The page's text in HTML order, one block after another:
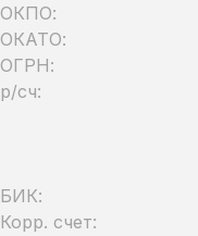
ОКПО:
ОКАТО:
ОГРН:
р/сч:
БИК:
Корр. счет: